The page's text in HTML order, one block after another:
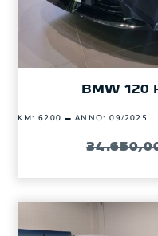
BMW 120
KM: 6200 – ANNO: 09/2025